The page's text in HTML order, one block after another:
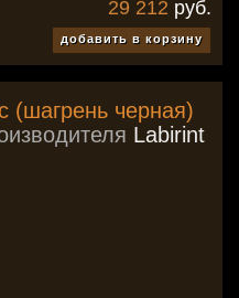
29 212 руб.
добавить в корзину
(шагрень черная)
Labirint